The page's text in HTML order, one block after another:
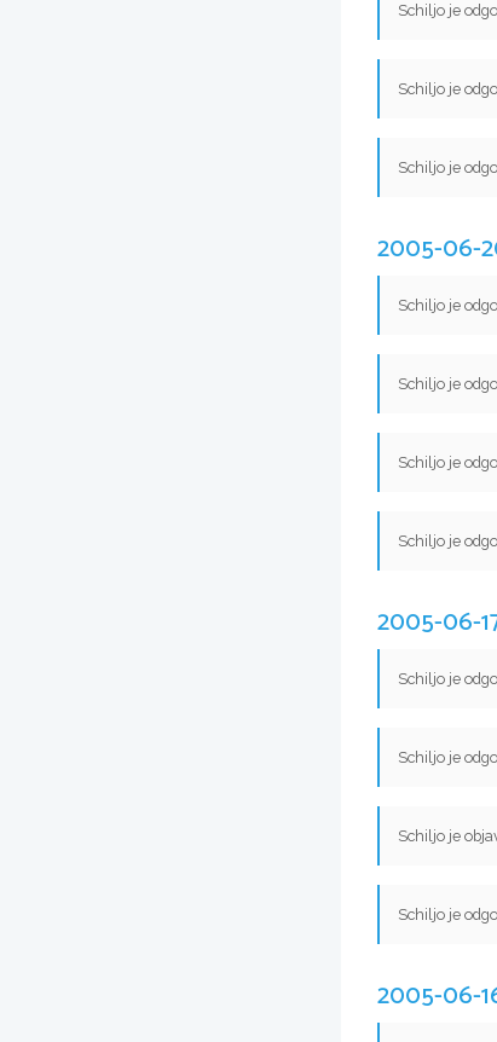
Schiljo je
Schiljo je
Schiljo je
2005-06-
Schiljo je
Schiljo je
Schiljo je
Schiljo je
2005-06-
Schiljo je
Schiljo je
Schiljo je
Schiljo je
2005-06-